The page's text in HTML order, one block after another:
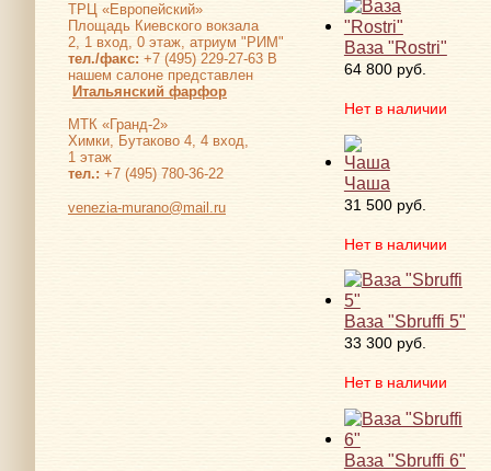
ТРЦ «Европейский»
Площадь Киевского вокзала
2, 1 вход, 0 этаж, атриум "РИМ"
тел./факс: +7 (495) 229-27-63 В
нашем салоне представлен
Итальянский фарфор
МТК «Гранд-2»
Химки, Бутаково 4, 4 вход,
1 этаж
тел.: +7 (495) 780-36-22
venezia-murano@mail.ru
Ваза "Rostri"
64 800 руб.
Нет в наличии
Чаша
31 500 руб.
Нет в наличии
Ваза "Sbruffi 5"
33 300 руб.
Нет в наличии
Ваза "Sbruffi 6"